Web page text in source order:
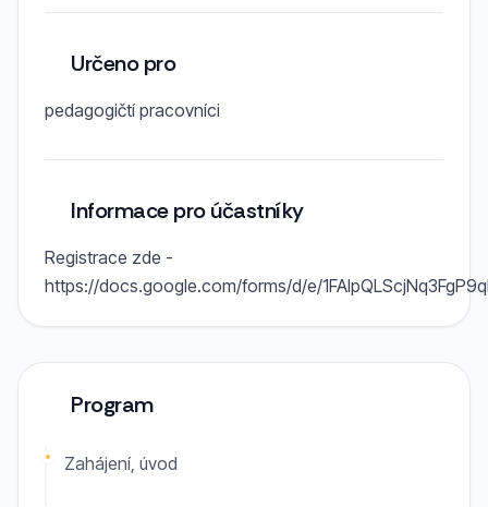
Určeno pro
pedagogičtí pracovníci
Informace pro účastníky
Registrace zde -
https://docs.google.com/forms/d/e/
Program
Zahájení, úvod